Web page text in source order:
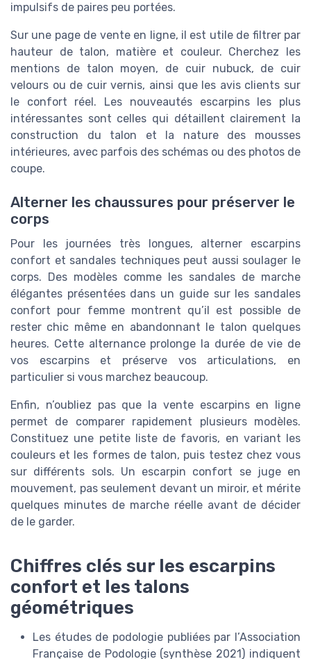
impulsifs de paires peu portées.
Sur une page de vente en ligne, il est utile de filtrer par
hauteur de talon, matière et couleur. Cherchez les
mentions de talon moyen, de cuir nubuck, de cuir
velours ou de cuir vernis, ainsi que les avis clients sur
le confort réel. Les nouveautés escarpins les plus
intéressantes sont celles qui détaillent clairement la
construction du talon et la nature des mousses
intérieures, avec parfois des schémas ou des photos de
coupe.
Alterner les chaussures pour préserver le
corps
Pour les journées très longues, alterner escarpins
confort et sandales techniques peut aussi soulager le
corps. Des modèles comme les sandales de marche
élégantes présentées dans un guide sur les sandales
confort pour femme montrent qu’il est possible de
rester chic même en abandonnant le talon quelques
heures. Cette alternance prolonge la durée de vie de
vos escarpins et préserve vos articulations, en
particulier si vous marchez beaucoup.
Enfin, n’oubliez pas que la vente escarpins en ligne
permet de comparer rapidement plusieurs modèles.
Constituez une petite liste de favoris, en variant les
couleurs et les formes de talon, puis testez chez vous
sur différents sols. Un escarpin confort se juge en
mouvement, pas seulement devant un miroir, et mérite
quelques minutes de marche réelle avant de décider
de le garder.
Chiffres clés sur les escarpins
confort et les talons
géométriques
Les études de podologie publiées par l’Association
Française de Podologie (synthèse 2021) indiquent